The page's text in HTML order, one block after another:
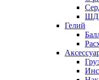
Гелий